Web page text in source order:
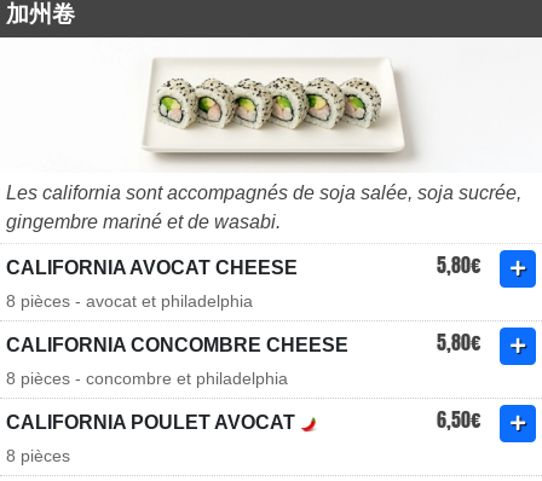
加州卷
Les california sont accompagnés de soja salée, soja sucrée,
gingembre mariné et de wasabi.
CALIFORNIA AVOCAT CHEESE 5,80€
8 pièces - avocat et philadelphia
CALIFORNIA CONCOMBRE CHEESE 5,80€
8 pièces - concombre et philadelphia
CALIFORNIA POULET AVOCAT 6,50€
8 pièces